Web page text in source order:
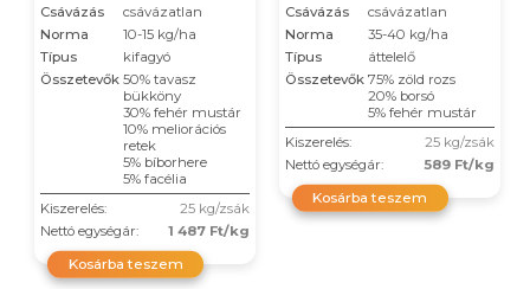
Csávázás
csávázatlan
Norma
10-15 kg/ha
Típus
kifagyó
Összetevők 50% tavasz
bükköny
30% fehér mustár
10% meliorációs
retek
5% bíborhere
5% facélia
Kiszerelés:
25 kg/zsák
Nettó egységár:
1 487 Ft/kg
Kosárba teszem
Csávázás
csávázatlan
Norma
35-40 kg/ha
Típus
áttelelő
Összetevők 75% zöld rozs
20% borsó
5% fehér mustár
Kiszerelés:
25 kg/zsák
Nettó egységár:
589 Ft/kg
Kosárba teszem